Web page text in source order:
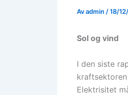
Avadmin /18/
Sol og vind
I den siste
Elektrisitet